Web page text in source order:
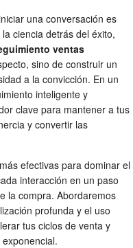
una conversación es
ciencia detrás del éxito,
ventas
sino de construir un
a la convicción. En un
inteligente y
clave para mantener a tus
y convertir las
efectivas para dominar el
interacción en un paso
la compra. Abordaremos
profunda y el uso
tus ciclos de venta y